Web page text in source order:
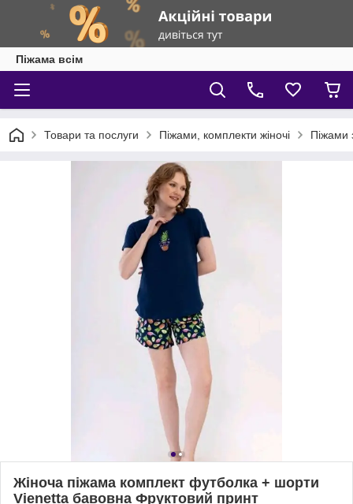
Піжама всім
Товари та послуги Піжами, комплекти жіночі Піжами
Жіноча піжама комплект футболка + шорти
Vienetta бавовна Фруктовий принт